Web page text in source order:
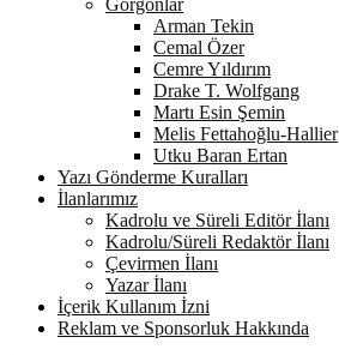
Gorgonlar
Arman Tekin
Cemal Özer
Cemre Yıldırım
Drake T. Wolfgang
Martı Esin Şemin
Melis Fettahoğlu-Hallier
Utku Baran Ertan
Yazı Gönderme Kuralları
İlanlarımız
Kadrolu ve Süreli Editör İlanı
Kadrolu/Süreli Redaktör İlanı
Çevirmen İlanı
Yazar İlanı
İçerik Kullanım İzni
Reklam ve Sponsorluk Hakkında